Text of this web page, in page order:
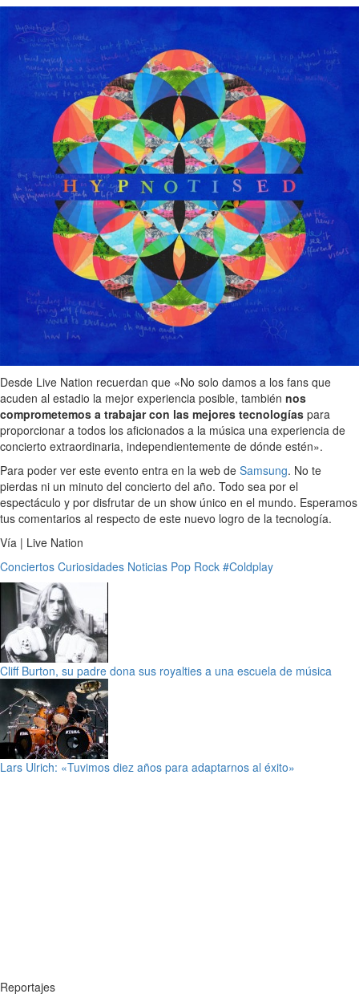
Desde Live Nation recuerdan que «No solo damos a los fans que
acuden al estadio la mejor experiencia posible, también nos
comprometemos a trabajar con las mejores tecnologías para
proporcionar a todos los aficionados a la música una experiencia de
concierto extraordinaria, independientemente de dónde estén».
Para poder ver este evento entra en la web de Samsung. No te
pierdas ni un minuto del concierto del año. Todo sea por el
espectáculo y por disfrutar de un show único en el mundo. Esperamos
tus comentarios al respecto de este nuevo logro de la tecnología.
Vía | Live Nation
Conciertos Curiosidades Noticias Pop Rock #Coldplay
Cliff Burton, su padre dona sus royalties a una escuela de música
Lars Ulrich: «Tuvimos diez años para adaptarnos al éxito»
Reportajes